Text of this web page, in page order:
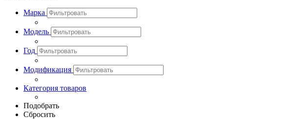
Марка
Модель
Год
Модификация
Категория товаров
Подобрать
Сбросить